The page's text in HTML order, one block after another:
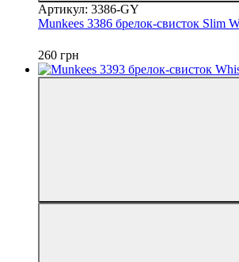
Артикул: 3386-GY
Munkees 3386 брелок-свисток Slim
260 грн